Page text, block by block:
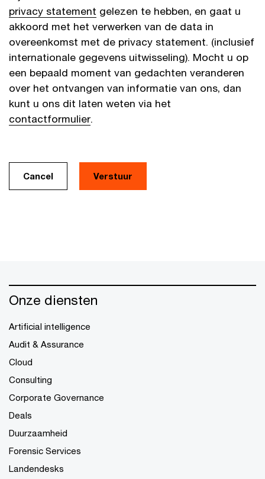
privacy statement gelezen te hebben, en gaat u
akkoord met het verwerken van de data in
overeenkomst met de privacy statement. (inclusief
internationale gegevens uitwisseling). Mocht u op
een bepaald moment van gedachten veranderen
over het ontvangen van informatie van ons, dan
kunt u ons dit laten weten via het
contactformulier.
Cancel
Onze diensten
Artificial intelligence
Audit & Assurance
Cloud
Consulting
Corporate Governance
Deals
Duurzaamheid
Forensic Services
Landendesks